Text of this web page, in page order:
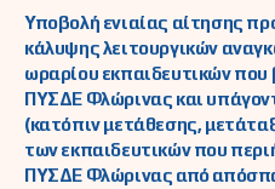
Υποβολή ενιαίας αίτησης
κάλυψης λειτουργικών
ωραρίου εκπαιδευτικών που
ΠΥΣΔΕ Φλώρινας και
(κατόπιν μετάθεσης,
των εκπαιδευτικών που
ΠΥΣΔΕ Φλώρινας από